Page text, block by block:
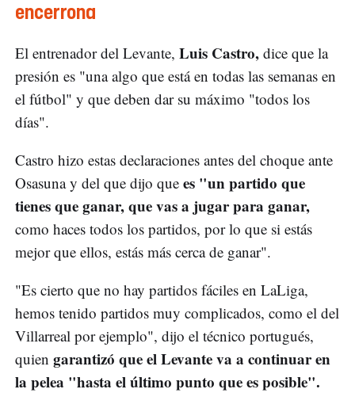
encerrona
El entrenador del Levante, Luis Castro, dice que la
presión es "una algo que está en todas las semanas en
el fútbol" y que deben dar su máximo "todos los
días".
Castro hizo estas declaraciones antes del choque ante
Osasuna y del que dijo que es "un partido que
tienes que ganar, que vas a jugar para ganar,
como haces todos los partidos, por lo que si estás
mejor que ellos, estás más cerca de ganar".
"Es cierto que no hay partidos fáciles en LaLiga,
hemos tenido partidos muy complicados, como el del
Villarreal por ejemplo", dijo el técnico portugués,
quien garantizó que el Levante va a continuar en
la pelea "hasta el último punto que es posible".